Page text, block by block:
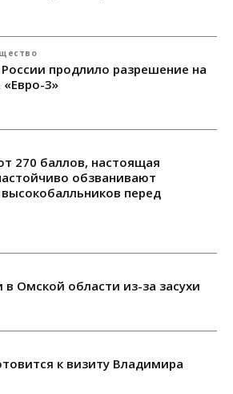
продлило разрешение на
«Евро-3»
270 баллов, настоящая
обзванивают
перед
Омской области из-за засухи
к визиту Владимира